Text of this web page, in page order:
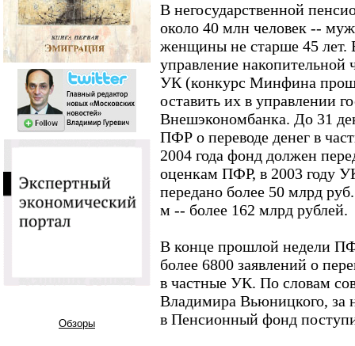
Обзоры
В негосударственной
около 40 млн человек --
женщины не старше 45 лет.
управление
УК (конкурс Минфина
оставить их в управлении
Внешэкономбанка. До 31
ПФР о переводе денег в
2004 года фонд должен
оценкам ПФР, в 2003 году
передано более 50 млрд
м -- более 162 млрд рублей.
В конце прошлой недели
более 6800 заявлений о
в частные УК. По словам
Владимира Вьюницкого, за
в Пенсионный фонд